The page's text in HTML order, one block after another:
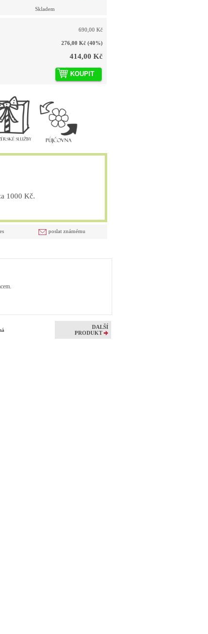
Skladem
690,00 Kč
276,00 Kč (40%)
414,00 Kč
KOUPIT
1000 Kč.
poslat známému
DALŠÍ
PRODUKT